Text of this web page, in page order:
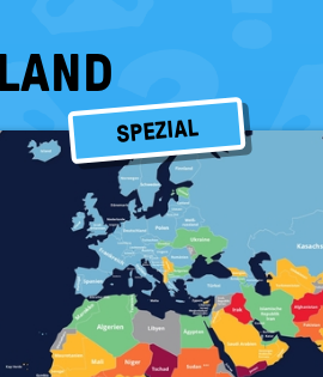
SPEZIAL